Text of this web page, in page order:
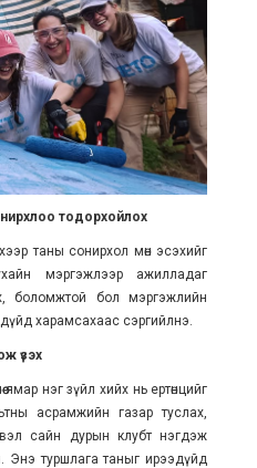
тодорхойлох
таны сонирхол мөн эсэхийг
мэргэжлээр ажилладаг
боломжтой бол мэргэжлийн
харамсахаас сэргийлнэ.
үзэх
ямар нэг зүйл хийх нь ертөнцийг
асрамжийн газар туслах,
сайн дурын клубт нэгдэж
Энэ туршлага таныг ирээдүйд